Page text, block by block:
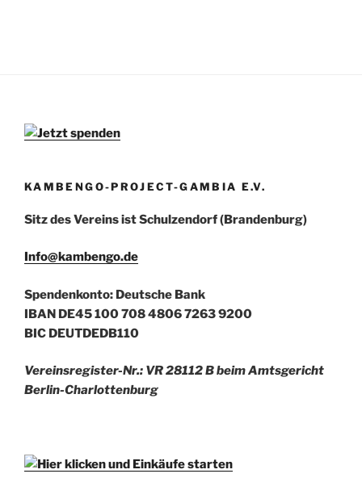
KAMBENGO-PROJECT-GAMBIA E.V.
Sitz des Vereins ist Schulzendorf (Brandenburg)
Info@kambengo.de
Spendenkonto: Deutsche Bank
IBAN DE45 100 708 4806 7263 9200
BIC DEUTDEDB110
Vereinsregister-Nr.: VR 28112 B beim Amtsgericht
Berlin-Charlottenburg